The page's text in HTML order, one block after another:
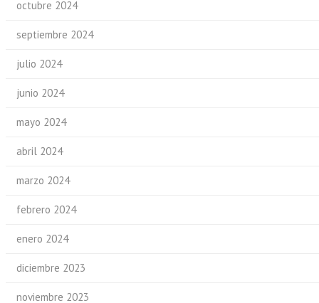
octubre 2024
septiembre 2024
julio 2024
junio 2024
mayo 2024
abril 2024
marzo 2024
febrero 2024
enero 2024
diciembre 2023
noviembre 2023